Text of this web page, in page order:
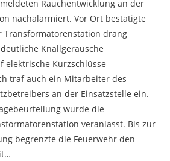
Rauchentwicklung an der
nachalarmiert. Vor Ort bestätigte
Transformatorenstation drang
Knallgeräusche
elektrische Kurzschlüsse
traf auch ein Mitarbeiter des
an der Einsatzstelle ein.
wurde die
veranlasst. Bis zur
begrenzte die Feuerwehr den